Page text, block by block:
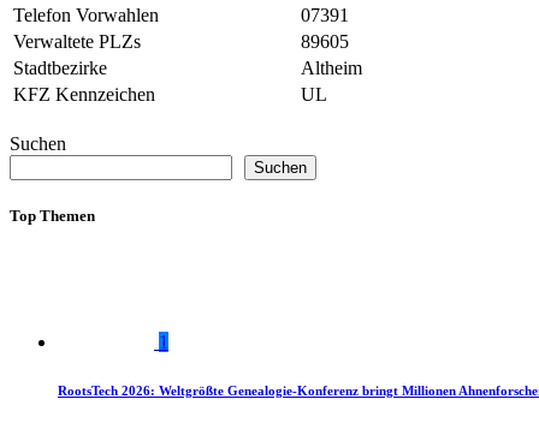
Telefon Vorwahlen
07391
Verwaltete PLZs
89605
Stadtbezirke
Altheim
KFZ Kennzeichen
UL
Suchen
Suchen
Top Themen
1
RootsTech 2026: Weltgrößte Genealogie-Konferenz bringt Millionen